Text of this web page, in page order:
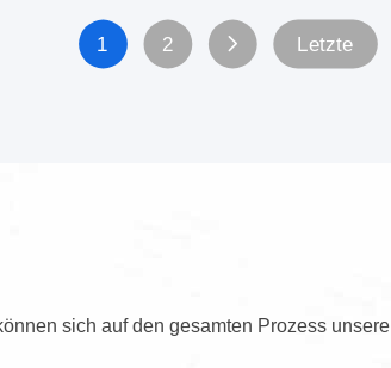
1 2 Letzte
sich auf den gesamten Prozess